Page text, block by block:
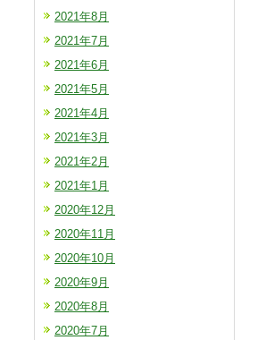
2021年8月
2021年7月
2021年6月
2021年5月
2021年4月
2021年3月
2021年2月
2021年1月
2020年12月
2020年11月
2020年10月
2020年9月
2020年8月
2020年7月